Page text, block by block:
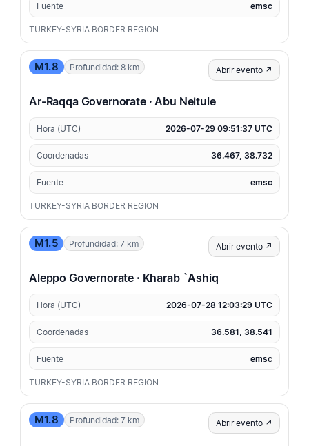
Fuente emsc
TURKEY-SYRIA BORDER REGION
M1.8 Profundidad: 8 km Abrir evento ↗
Ar-Raqqa Governorate · Abu Neitule
Hora (UTC) 2026-07-29 09:51:37 UTC
Coordenadas 36.467, 38.732
Fuente emsc
TURKEY-SYRIA BORDER REGION
M1.5 Profundidad: 7 km Abrir evento ↗
Aleppo Governorate · Kharab `Ashiq
Hora (UTC) 2026-07-28 12:03:29 UTC
Coordenadas 36.581, 38.541
Fuente emsc
TURKEY-SYRIA BORDER REGION
M1.8 Profundidad: 7 km Abrir evento ↗